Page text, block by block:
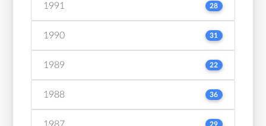
1991 28
1990 31
1989 22
1988 36
1987 29